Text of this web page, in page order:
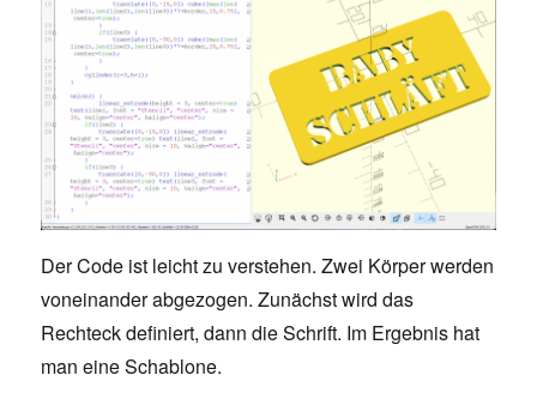
Der Code ist leicht zu verstehen. Zwei Körper werden
voneinander abgezogen. Zunächst wird das
Rechteck definiert, dann die Schrift. Im Ergebnis hat
man eine Schablone.